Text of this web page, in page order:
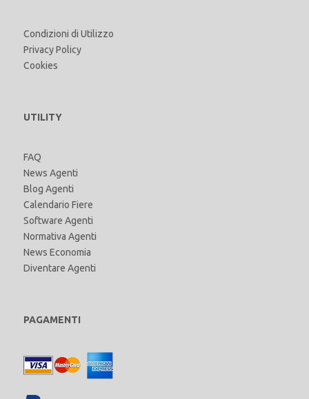
Condizioni di Utilizzo
Privacy Policy
Cookies
UTILITY
FAQ
News Agenti
Blog Agenti
Calendario Fiere
Software Agenti
Normativa Agenti
News Economia
Diventare Agenti
PAGAMENTI